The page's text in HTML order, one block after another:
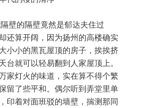
壁的隔壁竟然是郁达夫住过
还算开阔，因为扬州的高楼确实
小小的黑瓦屋顶的房子，挨挨挤
就可以轻易翻到人家屋顶上。
家灯火的味道，实在算不得个繁
留了些平和。偶尔听到弄堂里单
印着对面班驳的墙壁，揣测那同